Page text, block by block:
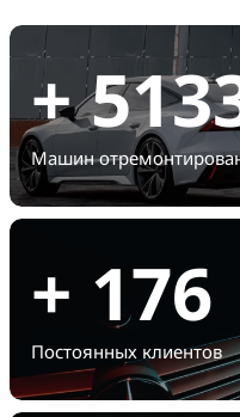
+
Машин
+ 176
Постоянных клиентов